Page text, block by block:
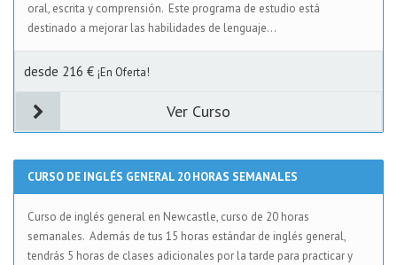
oral, escrita y comprensión. Este programa de estudio está
destinado a mejorar las habilidades de lenguaje...
desde 216 € ¡En Oferta!
Ver Curso
CURSO DE INGLÉS GENERAL 20 HORAS SEMANALES
Curso de inglés general en Newcastle, curso de 20 horas
semanales. Además de tus 15 horas estándar de inglés general,
tendrás 5 horas de clases adicionales por la tarde para practicar y